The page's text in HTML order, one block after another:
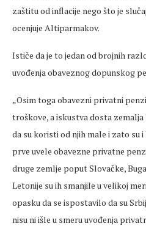
zaštitu od inflacije nego što je
ocenjuje Altiparmakov.
Ističe da je to jedan od brojnih
uvođenja obaveznog dopunskog
„Osim toga obavezni privatni
troškove, a iskustva dosta
da su koristi od njih male i zato su
prve uvele obavezne privatne
druge zemlje poput Slovačke,
Letonije su ih smanjile u velikoj
opasku da se ispostavilo da su
nisu ni išle u smeru uvođenja